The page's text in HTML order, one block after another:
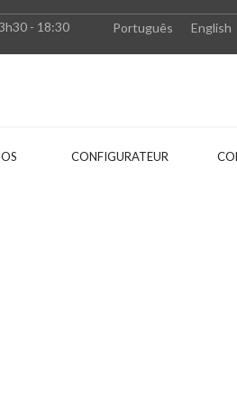
- 18:30 Português English
CONFIGURATEUR